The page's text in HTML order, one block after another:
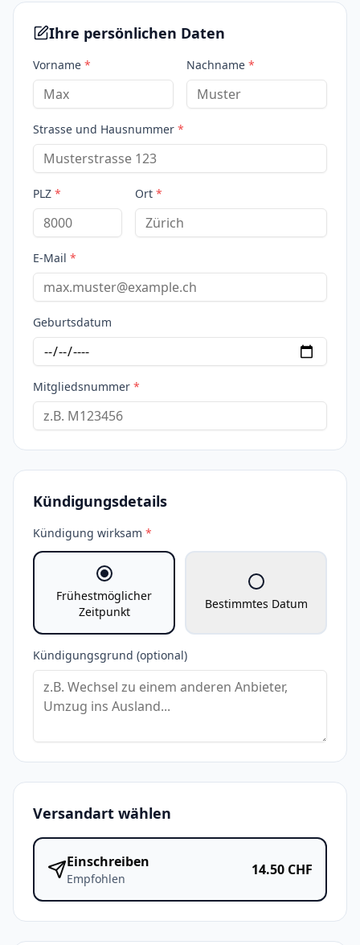
Ihre persönlichen Daten
Vorname * Nachname *
Strasse und Hausnummer *
PLZ * Ort *
E-Mail *
Geburtsdatum
Mitgliedsnummer *
Kündigungsdetails
Kündigung wirksam *
Frühestmöglicher
Zeitpunkt
Bestimmtes Datum
Kündigungsgrund (optional)
Versandart wählen
Einschreiben
Empfohlen
14.50 CHF